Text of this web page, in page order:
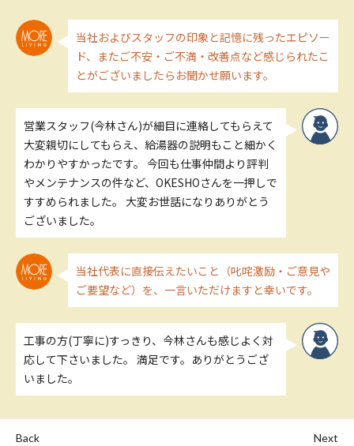
当社およびスタッフの印象と記憶に残ったエピソー
ド、またご不安・ご不満・改善点など感じられたこ
とがございましたらお聞かせ願います。
営業スタッフ(今林さん)が細目に連絡してもらえて
大変親切にしてもらえ、給湯器の説明もこと細かく
わかりやすかったです。 今回も仕事仲間より評判
やメンテナンスの件など、OKESHOさんを一押しで
すすめられました。 大変お世話になりありがとう
ございました。
当社代表に直接伝えたいこと（叱咤激励・ご意見や
ご要望など）を、一言いただけますと幸いです。
工事の方(丁寧に)すっきり、今林さんも感じよく対
応して下さいました。 満足です。ありがとうござ
いました。
Back
Next